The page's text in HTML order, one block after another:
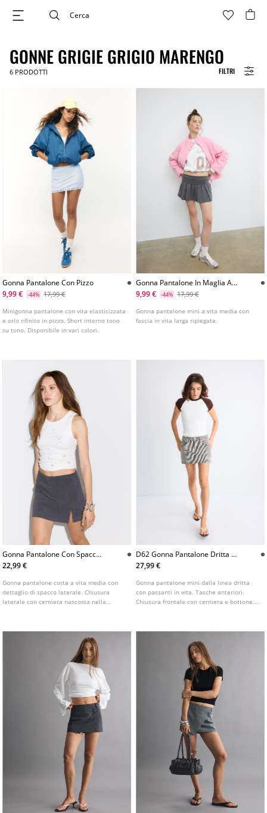
FILTRI
GONNE GRIGIE GRIGIO MARENGO
6 PRODOTTI
Gonna Pantalone Con Pizzo
9,99 €
-44% 17,99 €
Minigonna pantalone con vita elasticizzata
e orlo rifinito in pizzo. Short interno tono
su tono. Disponibile in vari colori.
Gonna Pantalone In Maglia A
Vita Larga
9,99 € -44% 17,99 €
Gonna pantalone mini a vita media con
fascia in vita larga ripiegata.
Gonna Pantalone Con Spacco
Laterale
22,99 €
Gonna pantalone corta a vita media con
dettaglio di spacco laterale. Chiusura
laterale con cerniera nascosta nella
D62 Gonna Pantalone Dritta A
Righe
27,99 €
Gonna pantalone mini dalla linea dritta
con passanti in vita. Tasche anteriori.
Chiusura frontale con cerniera e bottone.